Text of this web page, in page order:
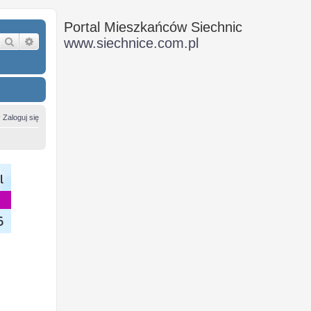
Szukaj Wyszukiwanie zaawansowane
Zaloguj się
Portal Mieszkańców Siechnic
www.siechnice.com.pl